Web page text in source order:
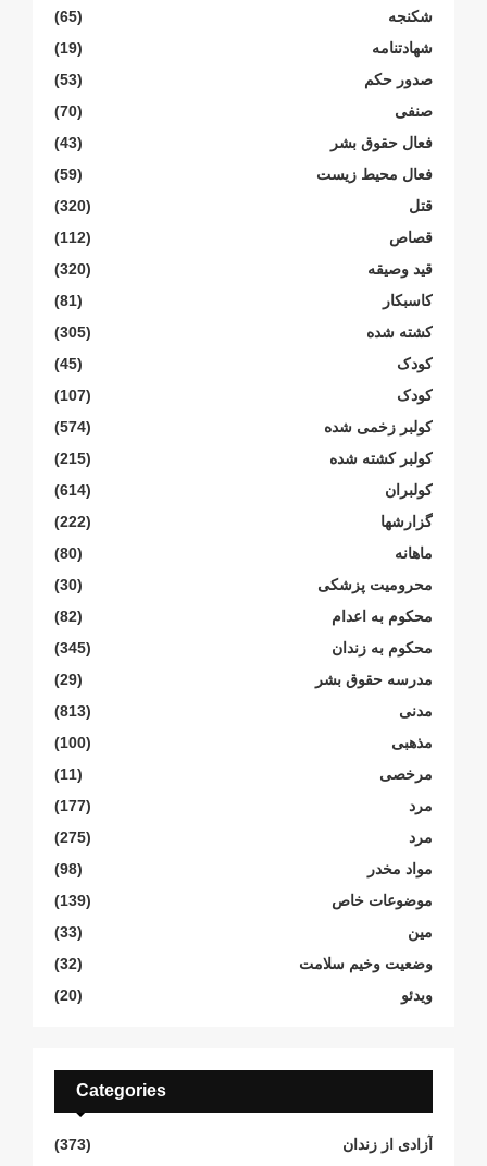
شکنجە
(65)
شهادتنامە
(19)
صدور حکم
(53)
صنفی
(70)
فعال حقوق بشر
(43)
فعال محیط زیست
(59)
قتل
(320)
قصاص
(112)
قید وصیقه
(320)
کاسبکار
(81)
کشته شده
(305)
کودک
(45)
کودک
(107)
کولبر زخمی شدە
(574)
کولبر کشتە شدە
(215)
کولبران
(614)
گزارشها
(222)
ماهانە
(80)
محرومیت پزشکی
(30)
محکوم بە اعدام
(82)
محکوم بە زندان
(345)
مدرسە حقوق بشر
(29)
مدنی
(813)
مذهبی
(100)
مرخصی
(11)
مرد
(177)
مرد
(275)
مواد مخدر
(98)
موضوعات خاص
(139)
مین
(33)
وضعیت وخیم سلامت
(32)
ویدئو
(20)
Categories
آزادی از زندان
(373)